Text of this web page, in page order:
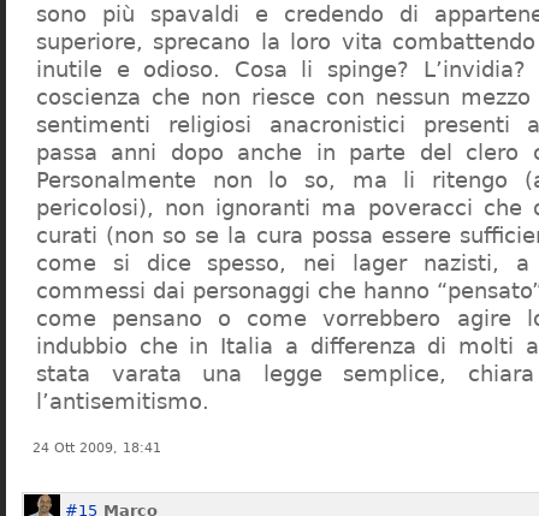
sono più spavaldi e credendo di
superiore, sprecano la loro vita
inutile e odioso. Cosa li spinge?
coscienza che non riesce con nessun
sentimenti religiosi anacronistici presenti
passa anni dopo anche in parte del clero
Personalmente non lo so, ma li ritengo
pericolosi), non ignoranti ma poveracci che
curati (non so se la cura possa essere
come si dice spesso, nei lager nazisti,
commessi dai personaggi che hanno
come pensano o come vorrebbero agire
indubbio che in Italia a differenza di molti
stata varata una legge semplice,
l’antisemitismo.
24 Ott 2009, 18:41
#15 Marco